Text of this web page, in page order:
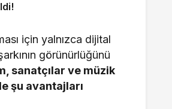
için yalnızca dijital
görünürlüğünü
sanatçılar ve müzik
şu avantajları